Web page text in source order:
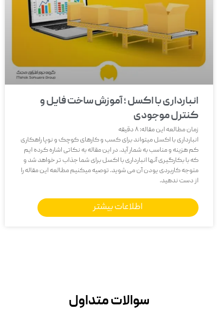
انبارداری با اکسل ؛ آموزش ساخت فایل و
کنترل موجودی
زمان مطالعه این مقاله:8دقیقه
انبارداری با اکسل میتواند برای کسب و کارهای کوچک و نوپا راهکاری
کم هزینه و مناسب به شمار آید. در این مقاله به نکاتی اشاره کرده ایم
که با بکارگیری آنها انبارداری با اکسل برای شما جذاب تر خواهد شد و
متوجه کاربردی یودن آن می شوید. توصیه میکنیم مطالعه این مقاله را
از دست ندهید.
اطلاعات بیشتر
سوالات متداول